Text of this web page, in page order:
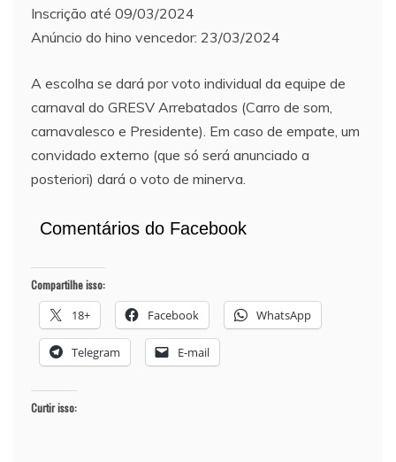
Inscrição até 09/03/2024
Anúncio do hino vencedor: 23/03/2024
A escolha se dará por voto individual da equipe de
carnaval do GRESV Arrebatados (Carro de som,
carnavalesco e Presidente). Em caso de empate, um
convidado externo (que só será anunciado a
posteriori) dará o voto de minerva.
Comentários do Facebook
Compartilhe isso:
18+ Facebook WhatsApp
Telegram E-mail
Curtir isso: